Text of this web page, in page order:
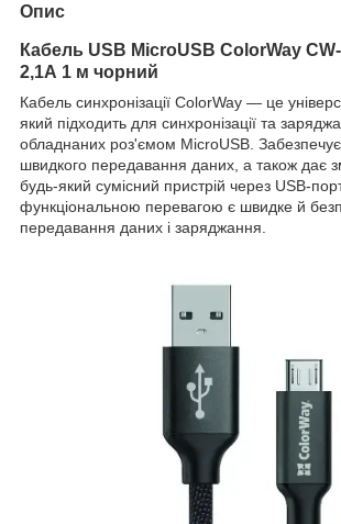
Опис
Кабель USB MicroUSB ColorWay
2,1А 1 м чорний
Кабель синхронізації ColorWay — це
який підходить для синхронізації та
обладнаних роз'ємом MicroUSB.
швидкого передавання даних, а також дає
будь-який сумісний пристрій через USB-
функціональною перевагою є швидке й
передавання даних і заряджання.